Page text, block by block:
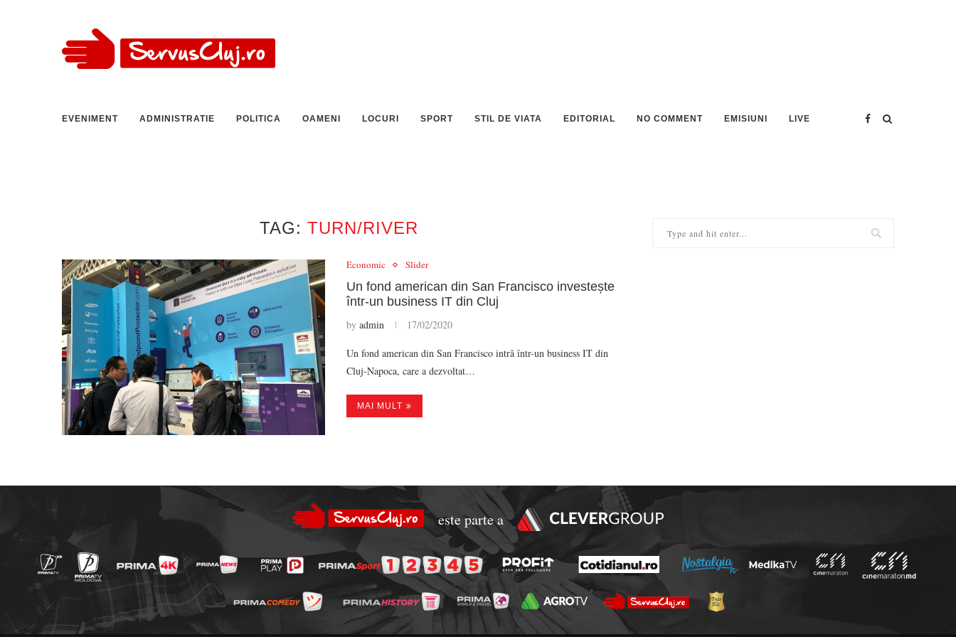
EVENIMENT ADMINISTRATIE POLITICA OAMENI LOCURI SPORT STIL DE VIATA EDITORIAL NO COMMENT EMISIUNI LIVE
TAG:TURN/RIVER
Economic Slider
Un fond american din San Francisco investește
într-un business IT din Cluj
by admin 17/02/2020
Un fond american din San Francisco intră într-un business IT din
Cluj-Napoca, care a dezvoltat…
MAI MULT
este parte a